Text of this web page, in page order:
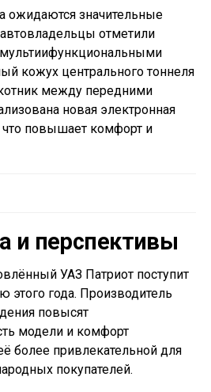
ожидаются значительные
отметили
кожух центрального тоннеля
между передними
новая электронная
что повышает комфорт и
и перспективы
УАЗ Патриот поступит
этого года. Производитель
повысят
модели и комфорт
более привлекательной для
покупателей.